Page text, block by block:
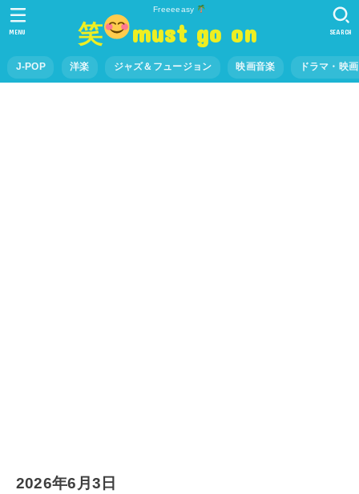
Freeeeasy
笑 must go on
J-POP 洋楽 ジャズ＆フュージョン 映画音楽 ドラマ・映
SEARCH
MENU
2026年6月3日